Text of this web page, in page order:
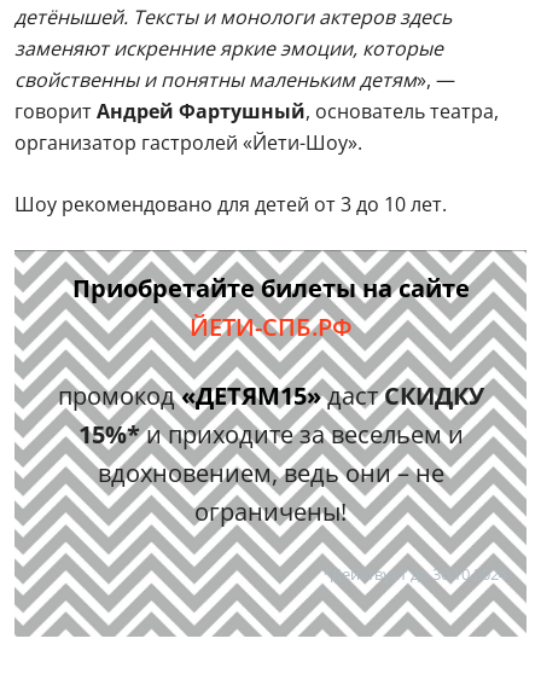
детёнышей. Тексты и монологи актеров здесь
заменяют искренние яркие эмоции, которые
свойственны и понятны маленьким детям», —
говоритАндрей Фартушный, основатель театра,
организатор гастролей «Йети-Шоу».
Шоу рекомендовано для детей от 3 до 10 лет.
Приобретайте билеты на сайте
ЙЕТИ-СПБ.РФ
промокод«ДЕТЯМ15»дастСКИДКУ
15%*и приходите за весельем и
вдохновением, ведь они – не
ограничены!
*Действует до 30.10.2024